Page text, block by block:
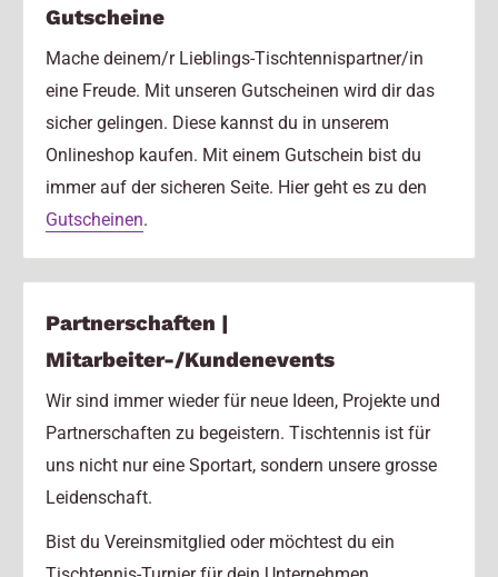
Gutscheine
Mache deinem/r Lieblings-Tischtennispartner/in
eine Freude. Mit unseren Gutscheinen wird dir das
sicher gelingen. Diese kannst du in unserem
Onlineshop kaufen. Mit einem Gutschein bist du
immer auf der sicheren Seite. Hier geht es zu den
Gutscheinen.
Partnerschaften |
Mitarbeiter-/Kundenevents
Wir sind immer wieder für neue Ideen, Projekte und
Partnerschaften zu begeistern. Tischtennis ist für
uns nicht nur eine Sportart, sondern unsere grosse
Leidenschaft.
Bist du Vereinsmitglied oder möchtest du ein